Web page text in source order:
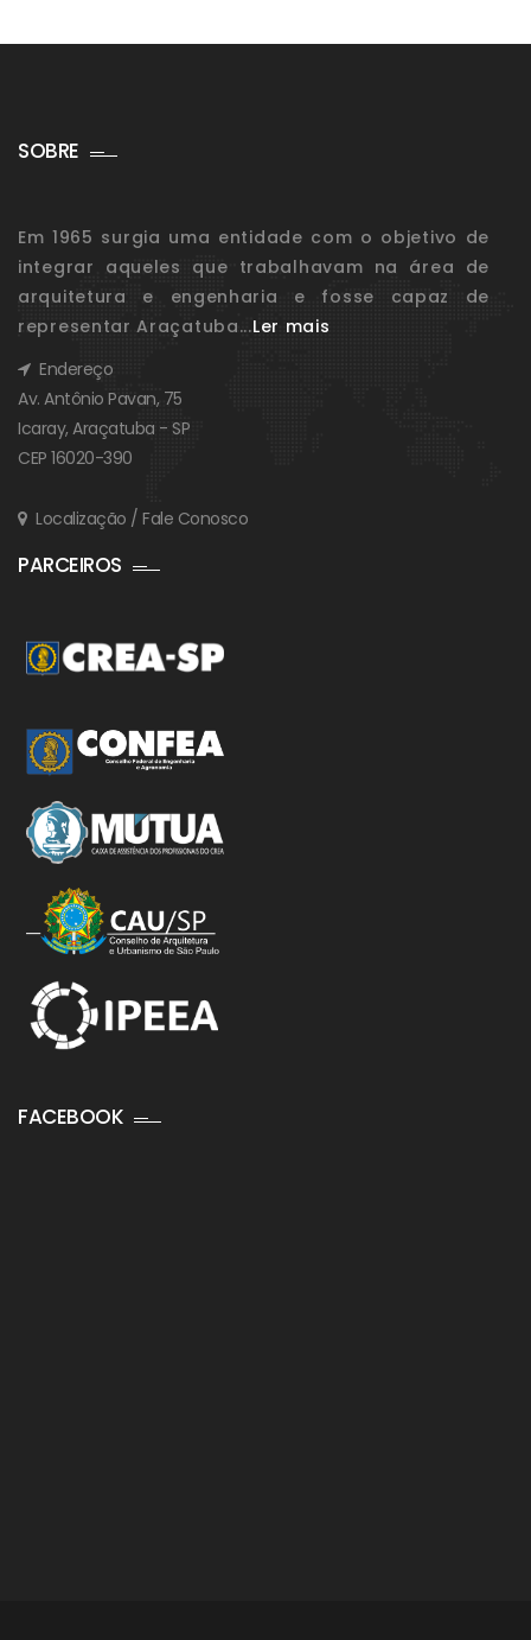
SOBRE
Em 1965 surgia uma entidade com o objetivo de
integrar aqueles que trabalhavam na área de
arquitetura e engenharia e fosse capaz de
representar Araçatuba...Ler mais
Endereço
Av. Antônio Pavan, 75
Icaray, Araçatuba - SP
CEP 16020-390
Localização / Fale Conosco
PARCEIROS
FACEBOOK